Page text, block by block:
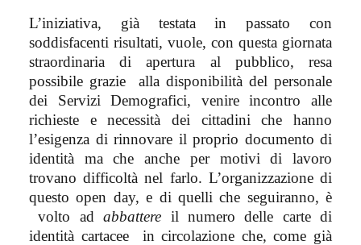
L’iniziativa, già testata in passato con
soddisfacenti risultati, vuole, con questa giornata
straordinaria di apertura al pubblico, resa
possibile grazie
alla disponibilità del personale
dei Servizi Demografici,
venire incontro alle
richieste e necessità dei cittadini che hanno
l’esigenza di rinnovare il proprio documento di
identità ma che anche per motivi di lavoro
trovano difficoltà nel farlo. L’organizzazione di
questo open day, e di quelli che seguiranno, è
volto adabbattere il numero delle carte di
identità cartacee
in circolazione che, come già